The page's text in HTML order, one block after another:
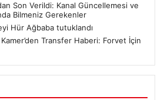
Son Verildi: Kanal Güncellemesi ve
Bilmeniz Gerekenler
Hür Ağbaba tutuklandı
Transfer Haberi: Forvet İçin